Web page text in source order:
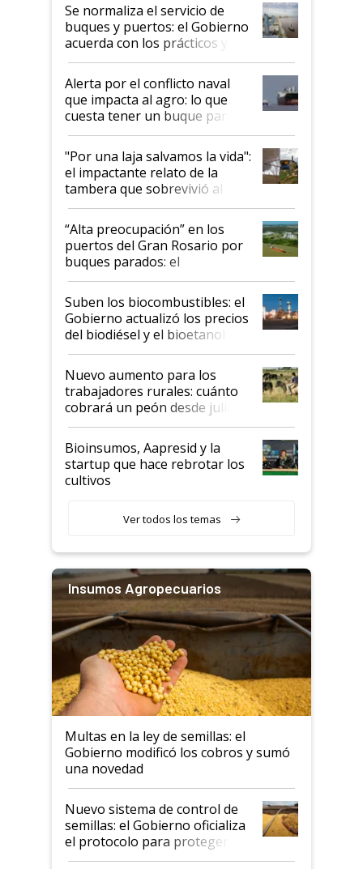
Se normaliza el servicio de
buques y puertos: el Gobierno
acuerda con los prácticos y
suspende el decreto de
desregulación
Alerta por el conflicto naval
que impacta al agro: lo que
cuesta tener un buque parado
y el peligro de que Argentina
pase a ser "país sucio"
"Por una laja salvamos la vida":
el impactante relato de la
tambera que sobrevivió al
tornado
“Alta preocupación” en los
puertos del Gran Rosario por
buques parados: el
funcionamiento de las
exportadoras en tensión tras
la medida de fuerza de los
prácticos
Suben los biocombustibles: el
Gobierno actualizó los precios
del biodiésel y el bioetanol
Nuevo aumento para los
trabajadores rurales: cuánto
cobrará un peón desde julio
Bioinsumos, Aapresid y la
startup que hace rebrotar los
cultivos
Ver todos los temas
Insumos Agropecuarios
Multas en la ley de semillas: el
Gobierno modificó los cobros y sumó
una novedad
Nuevo sistema de control de
semillas: el Gobierno oficializa
el protocolo para proteger la
propiedad intelectual